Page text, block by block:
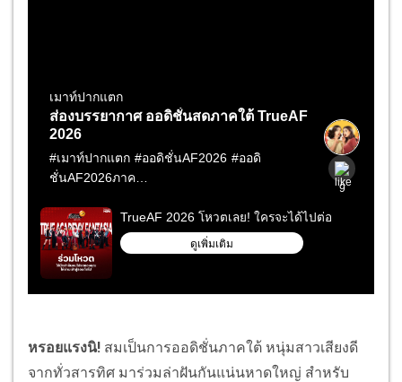
หรอยแรงนิ! สมเป็นการออดิชั่นภาคใต้ หนุ่มสาวเสียงดี
จากทั่วสารทิศ มาร่วมล่าฝันกันแน่นหาดใหญ่ สำหรับ